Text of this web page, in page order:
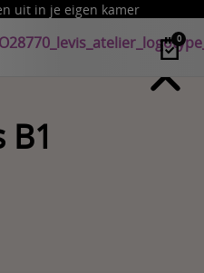
uit in je eigen kamer
0